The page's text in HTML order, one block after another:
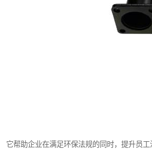
它帮助企业在满足环保法规的同时，提升员